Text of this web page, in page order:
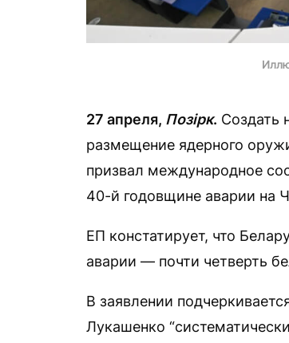
27 апреля, Позірк. Создать
размещение ядерного
призвал международное
40-й годовщине аварии на
ЕП констатирует, что
аварии — почти четверть
В заявлении
Лукашенко